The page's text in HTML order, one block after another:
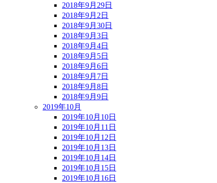
2018年9月29日
2018年9月2日
2018年9月30日
2018年9月3日
2018年9月4日
2018年9月5日
2018年9月6日
2018年9月7日
2018年9月8日
2018年9月9日
2019年10月
2019年10月10日
2019年10月11日
2019年10月12日
2019年10月13日
2019年10月14日
2019年10月15日
2019年10月16日